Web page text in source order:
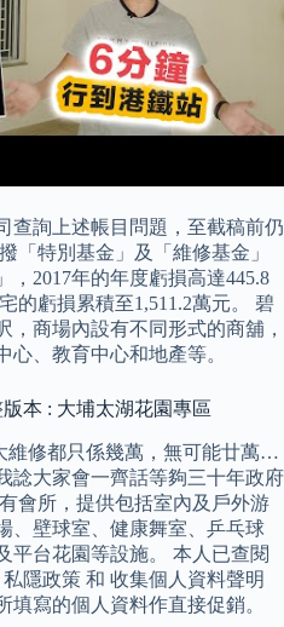
查詢上述帳目問題，至截稿前仍
「特別基金」及「維修基金」
2017年的年度虧損高達445.8
的虧損累積至1,511.2萬元。 碧
，商場內設有不同形式的商舖，
、教育中心和地產等。
本 : 大埔太湖花園專區
維修都只係幾萬，無可能廿萬…
諗大家會一齊話等夠三十年政府
會所，提供包括室內及戶外游
、壁球室、健康舞室、乒乓球
平台花園等設施。 本人已查閱
隱政策 和 收集個人資料聲明
填寫的個人資料作直接促銷。